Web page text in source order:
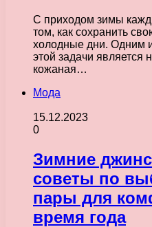
С приходом зимы
том, как сохранить
холодные дни. Одним
этой задачи является
кожаная…
Мода
15.12.2023
0
Зимние
советы по
пары для
время года